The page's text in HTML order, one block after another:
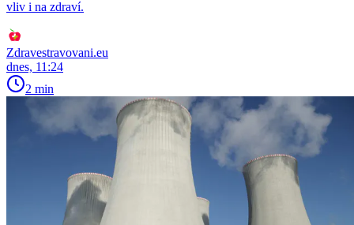
vliv i na zdraví.
Zdravestravovani.eu
dnes, 11:24
2 min